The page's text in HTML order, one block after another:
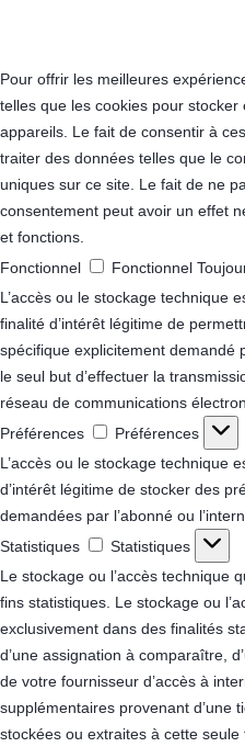
Pour offrir les meilleures
telles que les cookies pour
appareils. Le fait de consentir à
traiter des données telles que le
uniques sur ce site. Le fait de ne
consentement peut avoir un effet
et fonctions.
Fonctionnel
Fonctionnel
L’accès ou le stockage technique
finalité d’intérêt légitime de
spécifique explicitement demandé
le seul but d’effectuer la
réseau de communications
Préférences
Préférences
L’accès ou le stockage technique
d’intérêt légitime de stocker des
demandées par l’abonné ou
Statistiques
Statistiques
Le stockage ou l’accès technique
fins statistiques. Le stockage ou
exclusivement dans des finalités
d’une assignation à comparaître,
de votre fournisseur d’accès à
supplémentaires provenant d’une
stockées ou extraites à cette